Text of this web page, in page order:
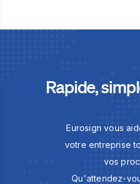
Rapide,
Eurosign vous
votre entreprise
vos
Qu'attendez-